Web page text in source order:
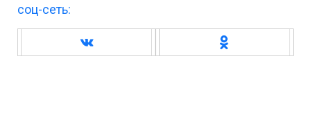
соц-сеть: